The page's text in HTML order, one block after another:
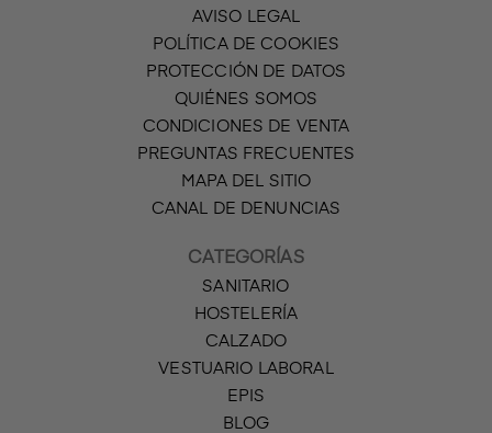
AVISO LEGAL
POLÍTICA DE COOKIES
PROTECCIÓN DE DATOS
QUIÉNES SOMOS
CONDICIONES DE VENTA
PREGUNTAS FRECUENTES
MAPA DEL SITIO
CANAL DE DENUNCIAS
CATEGORÍAS
SANITARIO
HOSTELERÍA
CALZADO
VESTUARIO LABORAL
EPIS
BLOG